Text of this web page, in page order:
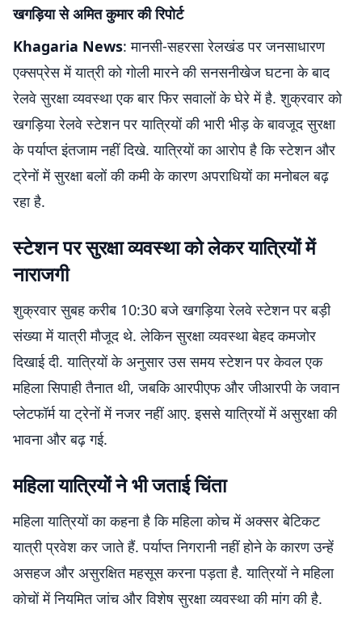
खगड़िया से अमित कुमार की रिपोर्ट
Khagaria News: मानसी-सहरसा रेलखंड पर जनसाधारण
एक्सप्रेस में यात्री को गोली मारने की सनसनीखेज घटना के बाद
रेलवे सुरक्षा व्यवस्था एक बार फिर सवालों के घेरे में है. शुक्रवार को
खगड़िया रेलवे स्टेशन पर यात्रियों की भारी भीड़ के बावजूद सुरक्षा
के पर्याप्त इंतजाम नहीं दिखे. यात्रियों का आरोप है कि स्टेशन और
ट्रेनों में सुरक्षा बलों की कमी के कारण अपराधियों का मनोबल बढ़
रहा है.
स्टेशन पर सुरक्षा व्यवस्था को लेकर यात्रियों में
नाराजगी
शुक्रवार सुबह करीब 10:30 बजे खगड़िया रेलवे स्टेशन पर बड़ी
संख्या में यात्री मौजूद थे. लेकिन सुरक्षा व्यवस्था बेहद कमजोर
दिखाई दी. यात्रियों के अनुसार उस समय स्टेशन पर केवल एक
महिला सिपाही तैनात थी, जबकि आरपीएफ और जीआरपी के जवान
प्लेटफॉर्म या ट्रेनों में नजर नहीं आए. इससे यात्रियों में असुरक्षा की
भावना और बढ़ गई.
महिला यात्रियों ने भी जताई चिंता
महिला यात्रियों का कहना है कि महिला कोच में अक्सर बेटिकट
यात्री प्रवेश कर जाते हैं. पर्याप्त निगरानी नहीं होने के कारण उन्हें
असहज और असुरक्षित महसूस करना पड़ता है. यात्रियों ने महिला
कोचों में नियमित जांच और विशेष सुरक्षा व्यवस्था की मांग की है.